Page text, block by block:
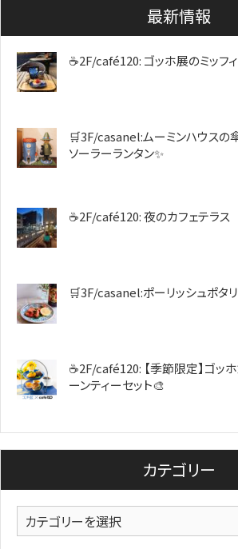
最新情報
☕2F/café120: ゴッホ展のミッフ
🛒3F/casanel:ムーミンハウスの
ソーラーランタン✨️
☕2F/café120: 夜のカフェテラス
🛒3F/casanel:ポーリッシュポタ
☕2F/café120: 【季節限定】ゴッ
ーンティーセット🎨
カテゴリー
カ
テ